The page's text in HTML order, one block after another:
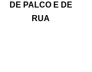
DE PALCO E DE
RUA